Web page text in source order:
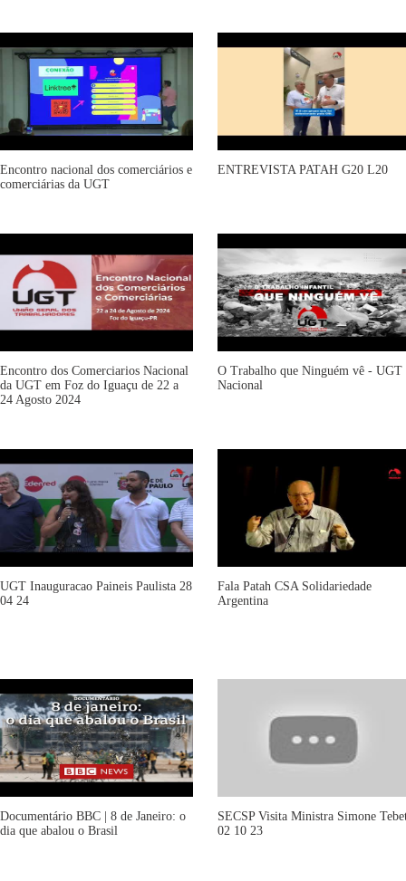
Encontro nacional dos comerciários e
comerciárias da UGT
ENTREVISTA PATAH G20 L20
Encontro dos Comerciarios Nacional
da UGT em Foz do Iguaçu de 22 a
24 Agosto 2024
O Trabalho que Ninguém vê - UGT
Nacional
UGT Inauguracao Paineis Paulista 28
04 24
Fala Patah CSA Solidariedade
Argentina
Documentário BBC | 8 de Janeiro: o
dia que abalou o Brasil
SECSP Visita Ministra Simone
02 10 23